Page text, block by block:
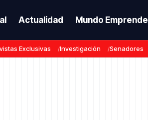
Actualidad Mundo Emprende
Exclusivas Investigación Senadores